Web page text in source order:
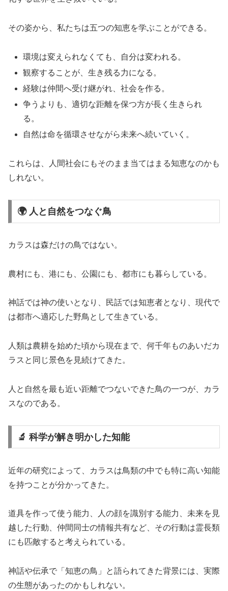
その姿から、私たちは五つの知恵を学ぶことができる。
環境は変えられなくても、自分は変われる。
観察することが、生き残る力になる。
経験は仲間へ受け継がれ、社会を作る。
争うよりも、適切な距離を保つ方が長く生きられ
る。
自然は命を循環させながら未来へ続いていく。
これらは、人間社会にもそのまま当てはまる知恵なのかも
しれない。
🌍 人と自然をつなぐ鳥
カラスは森だけの鳥ではない。
農村にも、港にも、公園にも、都市にも暮らしている。
神話では神の使いとなり、民話では知恵者となり、現代で
は都市へ適応した野鳥として生きている。
人類は農耕を始めた頃から現在まで、何千年ものあいだカ
ラスと同じ景色を見続けてきた。
人と自然を最も近い距離でつないできた鳥の一つが、カラ
スなのである。
🔬 科学が解き明かした知能
近年の研究によって、カラスは鳥類の中でも特に高い知能
を持つことが分かってきた。
道具を作って使う能力、人の顔を識別する能力、未来を見
越した行動、仲間同士の情報共有など、その行動は霊長類
にも匹敵すると考えられている。
神話や伝承で「知恵の鳥」と語られてきた背景には、実際
の生態があったのかもしれない。